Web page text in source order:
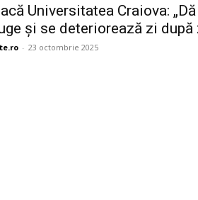
Universitatea Craiova:
și se deteriorează zi după
- 23 octombrie 2025